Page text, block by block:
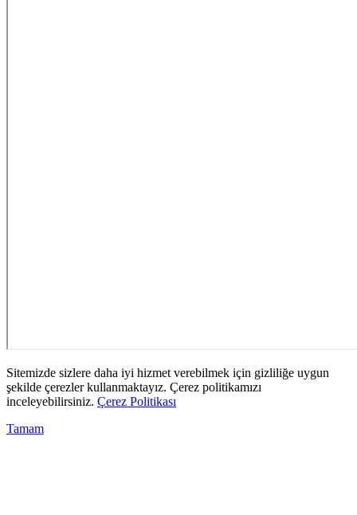
Sitemizde sizlere daha iyi hizmet verebilmek için gizliliğe uygun
şekilde çerezler kullanmaktayız. Çerez politikamızı
inceleyebilirsiniz. Çerez Politikası
Tamam